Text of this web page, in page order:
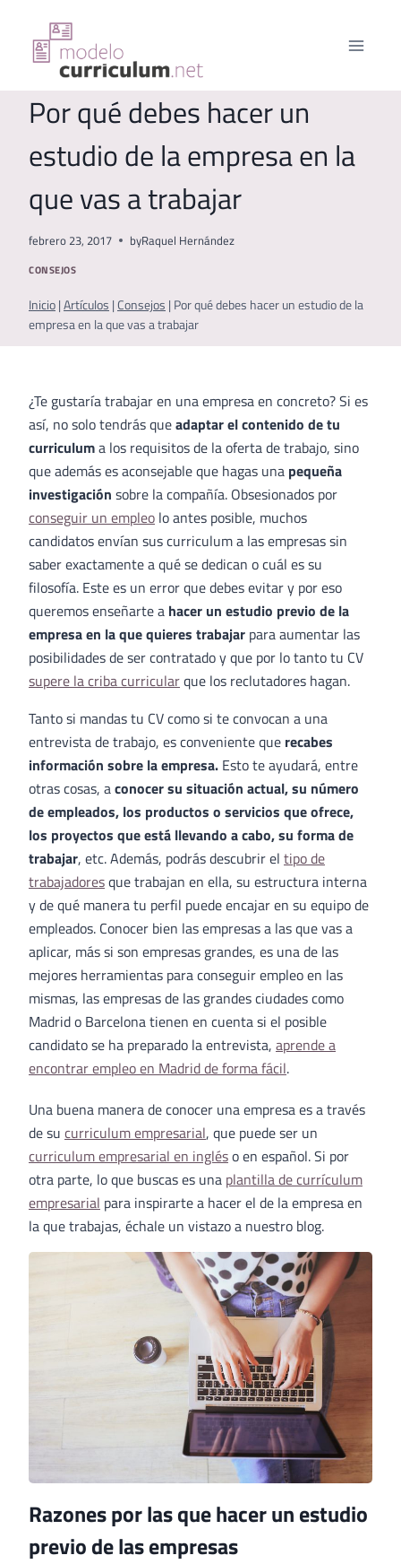
contenido
Por qué debes hacer un
estudio de la empresa en la
que vas a trabajar
febrero 23, 2017 byRaquel Hernández
CONSEJOS
Inicio | Artículos | Consejos | Por qué debes hacer un estudio de la
empresa en la que vas a trabajar
¿Te gustaría trabajar en una empresa en concreto? Si es
así, no solo tendrás queadaptar el contenido de tu
curriculuma los requisitos de la oferta de trabajo, sino
que además es aconsejable que hagas una pequeña
investigación sobre la compañía. Obsesionados por
conseguir un empleo lo antes posible, muchos
candidatos envían sus curriculum a las empresas sin
saber exactamente a qué se dedican o cuál es su
filosofía. Este es un error que debes evitar y por eso
queremos enseñarte a hacer un estudio previo de la
empresa en la que quieres trabajar para aumentar las
posibilidades de ser contratado y que por lo tanto tu CV
supere la criba curricularque los reclutadores hagan.
Tanto si mandas tu CV como si te convocan a una
entrevista de trabajo, es conveniente que recabes
información sobre la empresa. Esto te ayudará, entre
otras cosas, aconocer su situación actual, su número
de empleados, los productos o servicios que ofrece,
los proyectos que está llevando a cabo, su forma de
trabajar, etc. Además, podrás descubrir el tipo de
trabajadoresque trabajan en ella, su estructura interna
y de qué manera tu perfil puede encajar en su equipo de
empleados. Conocer bien las empresas a las que vas a
aplicar, más si son empresas grandes, es una de las
mejores herramientas para conseguir empleo en las
mismas, las empresas de las grandes ciudades como
Madrid o Barcelona tienen en cuenta si el posible
candidato se ha preparado la entrevista, aprende a
encontrar empleo en Madrid de forma fácil.
Una buena manera de conocer una empresa es a través
de su curriculum empresarial, que puede ser un
curriculum empresarial en ingléso en español. Si por
otra parte, lo que buscas es una plantilla de currículum
empresarial para inspirarte a hacer el de la empresa en
la que trabajas, échale un vistazo a nuestro blog.
Razones por las que hacer un estudio
previo de las empresas